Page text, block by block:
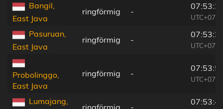
Bangil,
East Java
ringförmig -
Pasuruan,
East Java
ringförmig -
Probolinggo,
East Java
ringförmig -
Lumajang,